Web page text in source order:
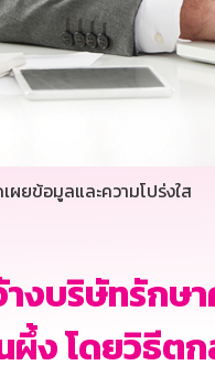
ผยข้อมูลและความโปร่งใส
งบริษัทรักษ
ผึ้ง โดยวิธีต